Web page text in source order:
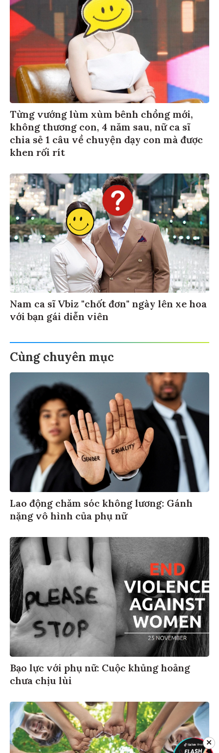
Từng vướng lùm xùm bênh chồng mới,
không thương con, 4 năm sau, nữ ca sĩ
chia sẻ 1 câu về chuyện dạy con mà được
khen rối rít
Nam ca sĩ Vbiz "chốt đơn" ngày lên xe hoa
với bạn gái diễn viên
Cùng chuyên mục
Lao động chăm sóc không lương: Gánh
nặng vô hình của phụ nữ
Bạo lực với phụ nữ: Cuộc khủng hoảng
chưa chịu lùi
✕